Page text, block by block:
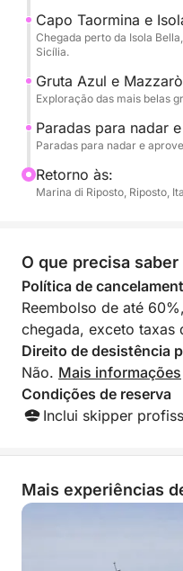
Disponível com saídas
experiência ideal para
grupos que desejam
perspectiva única.
Combustível (1200
não estão incluídos no
Capo Taormina e
Chegada perto da Isola
Sicília.
Gruta Azul e
Exploração das mais belas
Paradas para nadar
Paradas para nadar e
Retorno às:
Marina di Riposto, Riposto,
O que precisa saber
Política de
Reembolso de até
chegada, exceto taxas
Direito de desistência
Não. Mais informações
Condições de reserva
Inclui skipper
Mais experiências